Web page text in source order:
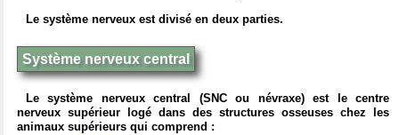
Le système nerveux est divisé en deux parties.
Système nerveux central
Le système nerveux central (SNC ou névraxe) est le centre
nerveux supérieur logé dans des structures osseuses chez les
animaux supérieurs qui comprend :